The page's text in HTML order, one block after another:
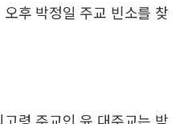
후 박정일 주교 빈소를 찾
령 주교인 윤 대주교는 박